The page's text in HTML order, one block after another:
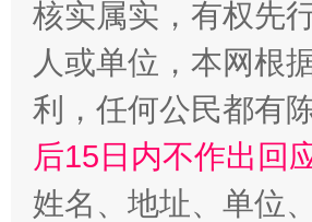
核实属实，有权先
人或单位，本网根
利，任何公民都有
后15日内不作出回
姓名、地址、单位